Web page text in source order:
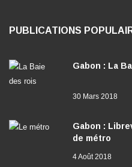
PUBLICATIONS
Gabon : La
30 Mars 2018
Gabon :
de métro
4 Août 2018